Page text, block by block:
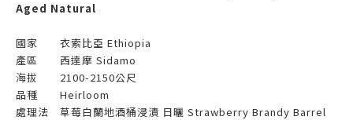
Aged Natural
國家 衣索比亞 Ethiopia
產區 西達摩 Sidamo
海拔 2100-2150公尺
品種 Heirloom
處理法 草莓白蘭地酒桶浸漬 日曬 Strawberry Brandy Barrel